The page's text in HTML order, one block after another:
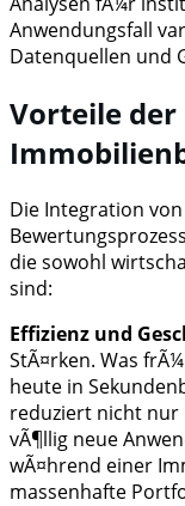
Anwendungsfall
Datenquellen und
Vorteile
Die Integration
die sowohl
sind:
Effizienz und
StÃ¤rken. Was
heute in
reduziert nicht nur
vÃ¶llig neue
wÃ¤hrend einer
massenhafte